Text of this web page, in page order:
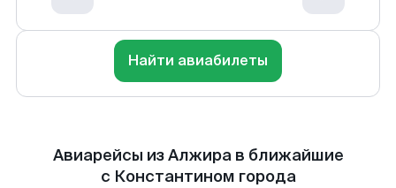
Найти авиабилеты
Авиарейсы из Алжира в ближайшие
с Константином города